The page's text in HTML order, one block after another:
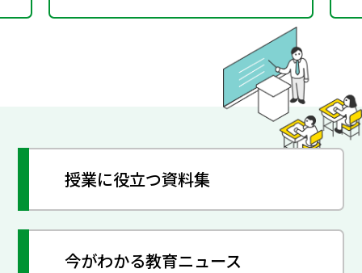
授業に役立つ資料集
今がわかる教育ニュース